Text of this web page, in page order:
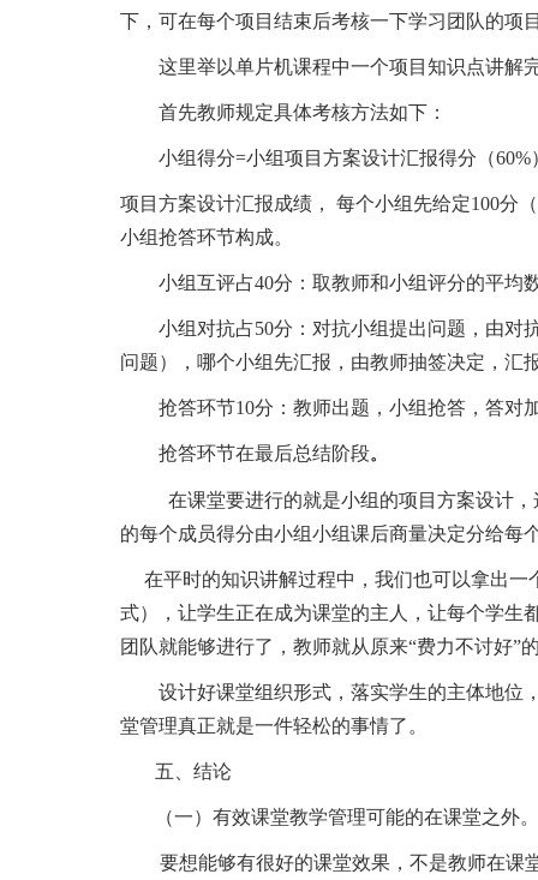
下，可在每个项目结束后考核一下学习团队的项
这里举以单片机课程中一个项目知识点讲解
首先教师规定具体考核方法如下：
小组得分=小组项目方案设计汇报得分（60%
项目方案设计汇报成绩， 每个小组先给定100分
小组抢答环节构成。
小组互评占40分：取教师和小组评分的平均
小组对抗占50分：对抗小组提出问题，由对
问题），哪个小组先汇报，由教师抽签决定，汇
抢答环节10分：教师出题，小组抢答，答对
抢答环节在最后总结阶段。
在课堂要进行的就是小组的项目方案设计
的每个成员得分由小组小组课后商量决定分给每
在平时的知识讲解过程中，我们也可以拿出
式），让学生正在成为课堂的主人，让每个学生
团队就能够进行了，教师就从原来“费力不讨好”
设计好课堂组织形式，落实学生的主体地位
堂管理真正就是一件轻松的事情了。
五、结论
（一）有效课堂教学管理可能的在课堂之外。
要想能够有很好的课堂效果，不是教师在课